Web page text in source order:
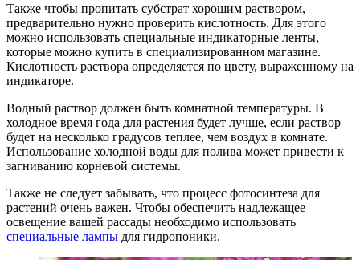
Также чтобы пропитать субстрат хорошим раствором,
предварительно нужно проверить кислотность. Для этого
можно использовать специальные индикаторные ленты,
которые можно купить в специализированном магазине.
Кислотность раствора определяется по цвету, выраженному на
индикаторе.
Водный раствор должен быть комнатной температуры. В
холодное время года для растения будет лучше, если раствор
будет на несколько градусов теплее, чем воздух в комнате.
Использование холодной воды для полива может привести к
загниванию корневой системы.
Также не следует забывать, что процесс фотосинтеза для
растений очень важен. Чтобы обеспечить надлежащее
освещение вашей рассады необходимо использовать
специальные лампы для гидропоники.